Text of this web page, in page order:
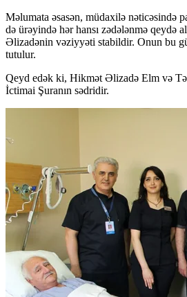
Məlumata əsasən, müdaxilə nəticəsində
də ürəyində hər hansı zədələnmə qeydə
Əlizadənin vəziyyəti stabildir. Onun bu
tutulur.
Qeyd edək ki, Hikmət Əlizadə Elm və
İctimai Şuranın sədridir.